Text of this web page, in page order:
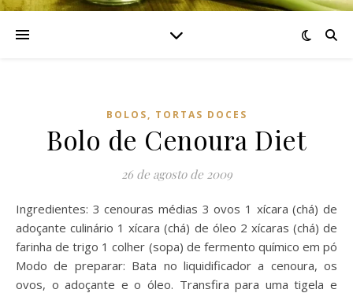
BOLOS, TORTAS DOCES
Bolo de Cenoura Diet
26 de agosto de 2009
Ingredientes: 3 cenouras médias 3 ovos 1 xícara (chá) de
adoçante culinário 1 xícara (chá) de óleo 2 xícaras (chá) de
farinha de trigo 1 colher (sopa) de fermento químico em pó
Modo de preparar: Bata no liquidificador a cenoura, os
ovos, o adoçante e o óleo. Transfira para uma tigela e